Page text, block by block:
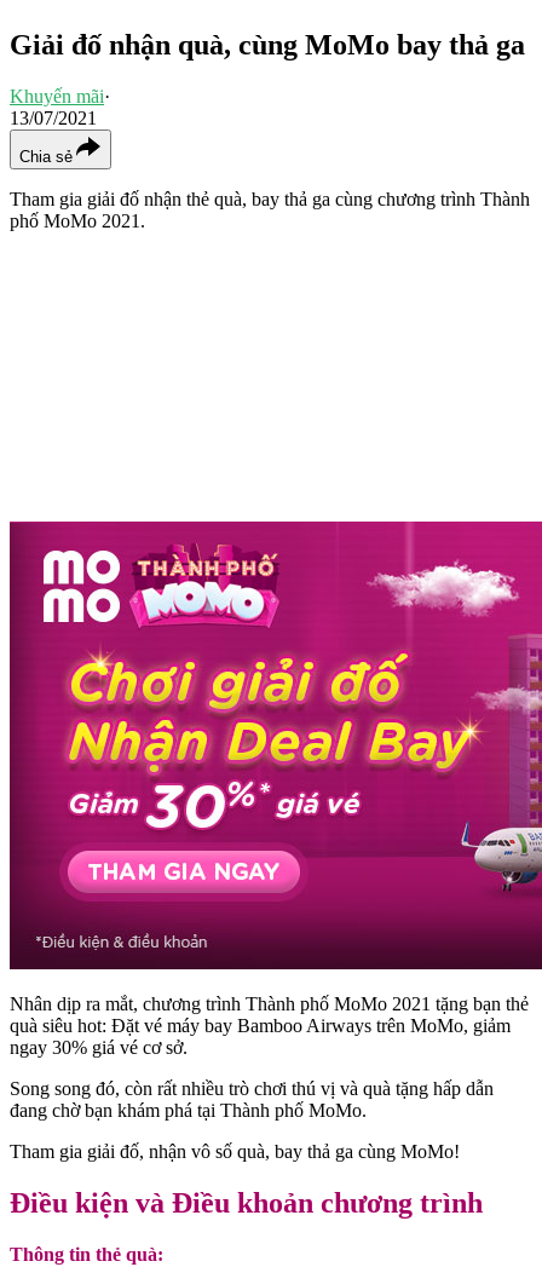
Giải đố nhận quà, cùng MoMo bay thả ga
Khuyến mãi·
13/07/2021
Chia sẻ
Tham gia giải đố nhận thẻ quà, bay thả ga cùng chương trình Thành
phố MoMo 2021.
Nhân dịp ra mắt, chương trình Thành phố MoMo 2021 tặng bạn thẻ
quà siêu hot: Đặt vé máy bay Bamboo Airways trên MoMo, giảm
ngay 30% giá vé cơ sở.
Song song đó, còn rất nhiều trò chơi thú vị và quà tặng hấp dẫn
đang chờ bạn khám phá tại Thành phố MoMo.
Tham gia giải đố, nhận vô số quà, bay thả ga cùng MoMo!
Điều kiện và Điều khoản chương trình
Thông tin thẻ quà: